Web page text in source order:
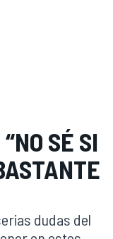
SÉ SI
dudas del